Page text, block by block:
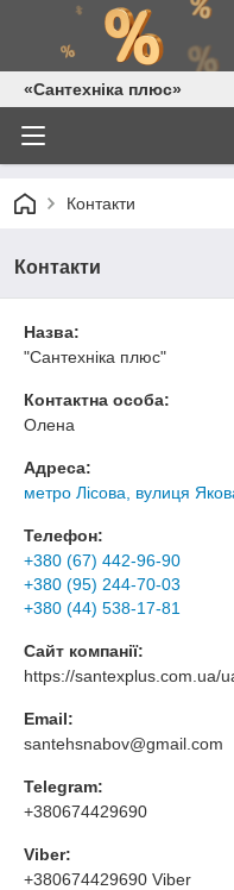
«Сантехніка плюс»
Контакти
Контакти
Назва:
"Сантехніка плюс"
Контактна особа:
Олена
Адреса:
метро Лісова, вулиця
Телефон:
+380 (67) 442-96-90
+380 (95) 244-70-03
+380 (44) 538-17-81
Сайт компанії:
https://santexplus.com.ua/
Email:
santehsnabov@gmail.com
Telegram:
+380674429690
Viber:
+380674429690 Viber